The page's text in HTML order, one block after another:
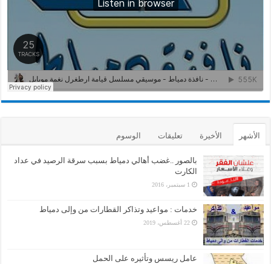
الأشهر الأخيرة تعليقات الوسوم
بالصور ..غضب أهالي دمياط بسبب سرقة الرصيد في عداد
الكارت
1 سبتمبر، 2016
خدمات : مواعيد وتذاكر القطارات من وإلى دمياط
22 أغسطس، 2019
عامل ريسس وتأثيره على الحمل